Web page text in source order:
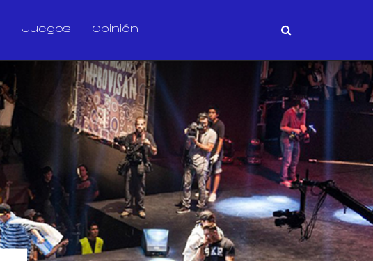
Juegos Opinión